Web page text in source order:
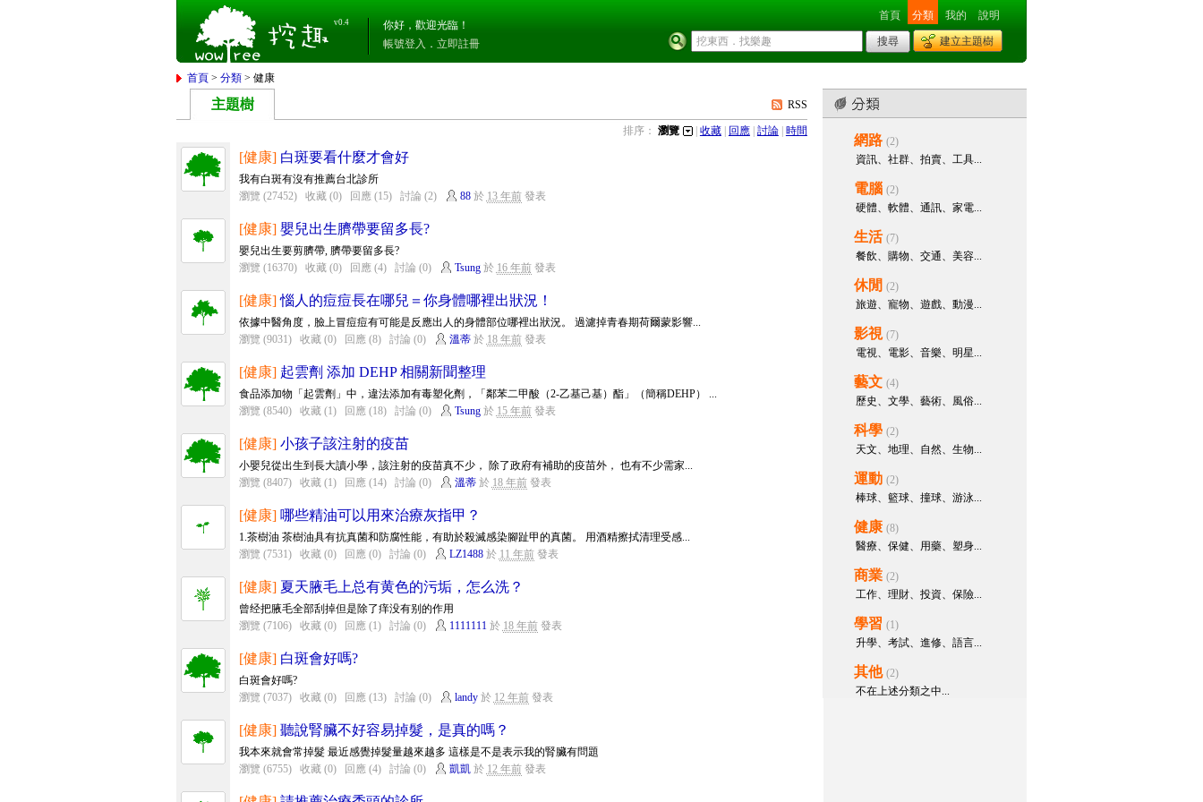
v0.4
你好，歡迎光臨！
帳號登入 ． 立即註冊
首頁 分類 我的 說明
建立主題樹
首頁 >分類 > 健康
主題樹 RSS
排序： 瀏覽 | 收藏| 回應| 討論| 時間
[健康] 白斑要看什麼才會好
我有白斑有沒有推薦台北診所
瀏覽 (27452)
收藏 (0) 回應 (15) 討論 (2) 88於 13 年前發表
[健康] 嬰兒出生臍帶要留多長?
嬰兒出生要剪臍帶, 臍帶要留多長?
瀏覽 (16370)
收藏 (0) 回應 (4) 討論 (0) Tsung於 16 年前發表
[健康] 惱人的痘痘長在哪兒＝你身體哪裡出狀況！
依據中醫角度，臉上冒痘痘有可能是反應出人的身體部位哪裡出狀況。 過濾掉青春期荷爾蒙影響...
瀏覽 (9031)
收藏 (0) 回應 (8) 討論 (0) 溫蒂於 18 年前發表
[健康] 起雲劑 添加 DEHP 相關新聞整理
食品添加物「起雲劑」中，違法添加有毒塑化劑，「鄰苯二甲酸（2-乙基己基）酯」（簡稱DEHP） ...
瀏覽 (8540)
收藏 (1) 回應 (18) 討論 (0) Tsung於 15 年前發表
[健康] 小孩子該注射的疫苗
小嬰兒從出生到長大讀小學，該注射的疫苗真不少， 除了政府有補助的疫苗外， 也有不少需家...
瀏覽 (8407)
收藏 (1) 回應 (14) 討論 (0) 溫蒂於 18 年前發表
[健康] 哪些精油可以用來治療灰指甲？
1.茶樹油 茶樹油具有抗真菌和防腐性能，有助於殺滅感染腳趾甲的真菌。 用酒精擦拭清理受感...
瀏覽 (7531)
收藏 (0) 回應 (0) 討論 (0) LZ1488於 11 年前發表
[健康] 夏天腋毛上总有黄色的污垢，怎么洗？
曾经把腋毛全部刮掉但是除了痒没有别的作用
瀏覽 (7106)
收藏 (0) 回應 (1) 討論 (0) 1111111於 18 年前發表
[健康] 白斑會好嗎?
白斑會好嗎?
瀏覽 (7037)
收藏 (0) 回應 (13) 討論 (0) landy於 12 年前發表
[健康] 聽說腎臟不好容易掉髮，是真的嗎？
我本來就會常掉髮 最近感覺掉髮量越來越多 這樣是不是表示我的腎臟有問題
瀏覽 (6755)
收藏 (0) 回應 (4) 討論 (0) 凱凱於 12 年前發表
網路 (2)
資訊、社群、拍賣、工具...
電腦 (2)
硬體、軟體、通訊、家電...
生活 (7)
餐飲、購物、交通、美容...
休閒 (2)
旅遊、寵物、遊戲、動漫...
影視 (7)
電視、電影、音樂、明星...
藝文 (4)
歷史、文學、藝術、風俗...
科學 (2)
天文、地理、自然、生物...
運動 (2)
棒球、籃球、撞球、游泳...
健康 (8)
醫療、保健、用藥、塑身...
商業 (2)
工作、理財、投資、保險...
學習 (1)
升學、考試、進修、語言...
其他 (2)
不在上述分類之中...